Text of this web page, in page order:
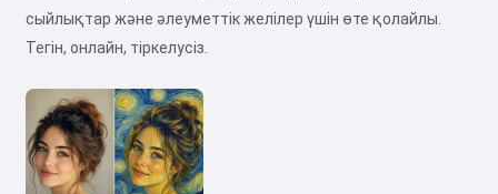
сыйлықтар және әлеуметтік желілер үшін өте қолайлы.
Тегін, онлайн, тіркелусіз.